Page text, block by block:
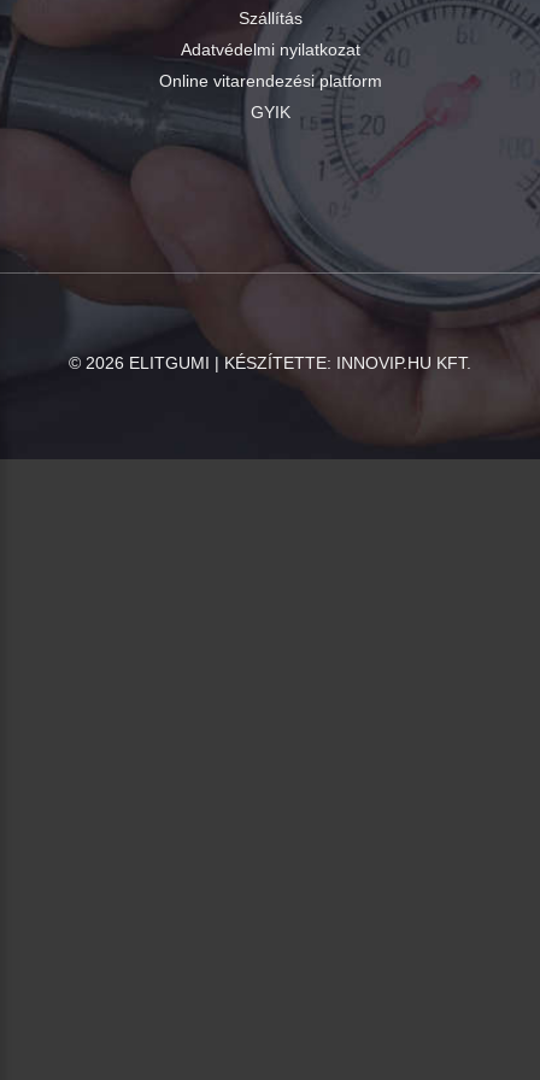
Szállítás
Adatvédelmi nyilatkozat
Online vitarendezési platform
GYIK
© 2026 ELITGUMI | KÉSZÍTETTE: INNOVIP.HU KFT.